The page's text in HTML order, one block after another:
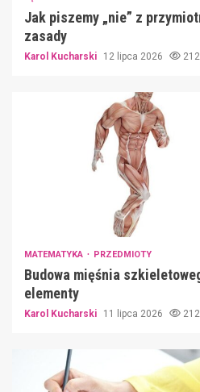
Jak piszemy „nie” z
zasady
Karol Kucharski 12 lipca 2026 212
MATEMATYKA PRZEDMIOTY
Budowa mięśnia
elementy
Karol Kucharski 11 lipca 2026 212